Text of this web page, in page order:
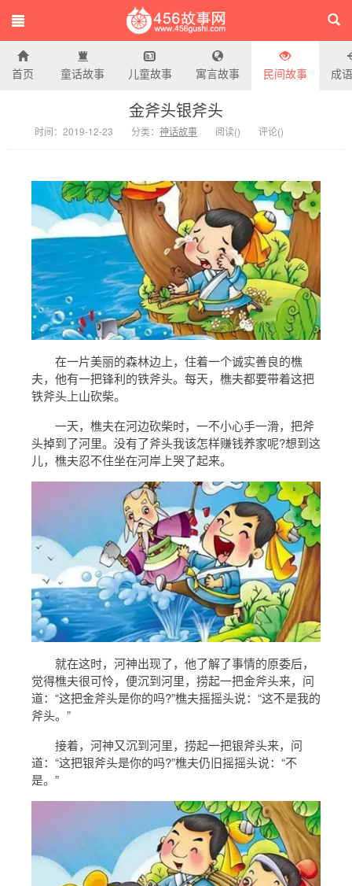
456故事网
首页 童话故事 儿童故事 寓言故事 民间故事 成
金斧头银斧头
时间：2019-12-23 分类： 神话故事 阅读() 评论()
在一片美丽的森林边上，住着一个诚实善良的樵
夫，他有一把锋利的铁斧头。每天，樵夫都要带着这把
铁斧头上山砍柴。
一天，樵夫在河边砍柴时，一不小心手一滑，把斧
头掉到了河里。没有了斧头我该怎样赚钱养家呢?想到这
儿，樵夫忍不住坐在河岸上哭了起来。
就在这时，河神出现了，他了解了事情的原委后，
觉得樵夫很可怜，便沉到河里，捞起一把金斧头来，问
道：“这把金斧头是你的吗?”樵夫摇摇头说：“这不是我的
斧头。”
接着，河神又沉到河里，捞起一把银斧头来，问
道：“这把银斧头是你的吗?”樵夫仍旧摇摇头说：“不
是。”